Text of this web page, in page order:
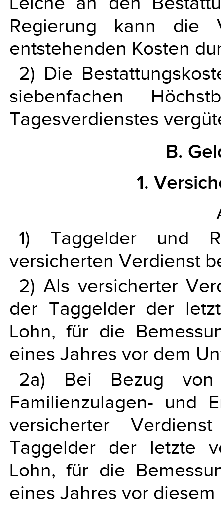
Regierung kann die
entstehenden Kosten
2) Die
siebenfachen
Tagesverdienstes
B.
1.
1) Taggelder und
versicherten Verdienst
2) Als versicherter
der Taggelder der
Lohn, für die
eines Jahres vor dem
2a) Bei Bezug
Familienzulagen- und
versicherter
Taggelder der letzte
Lohn, für die
eines Jahres vor